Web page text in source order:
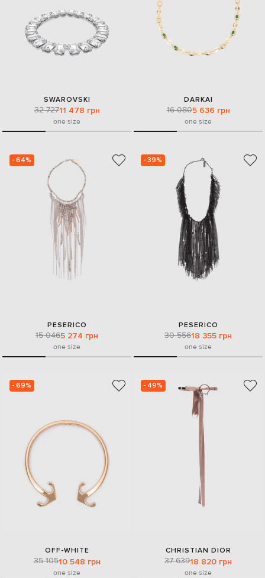
SWAROVSKI
32 72711 478 грн
one size
DARKAI
16 0805 636 грн
one size
- 64%
PESERICO
15 0465 274 грн
one size
- 39%
PESERICO
30 55618 355 грн
one size
- 69%
OFF-WHITE
35 10510 548 грн
one size
- 49%
CHRISTIAN DIOR
37 63918 820 грн
one size